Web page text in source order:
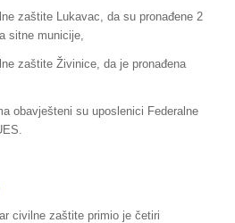
zaštite Lukavac, da su pronađene 2
sitne municije,
zaštite Živinice, da je pronađena
obavješteni su uposlenici Federalne
civilne zaštite primio je četiri